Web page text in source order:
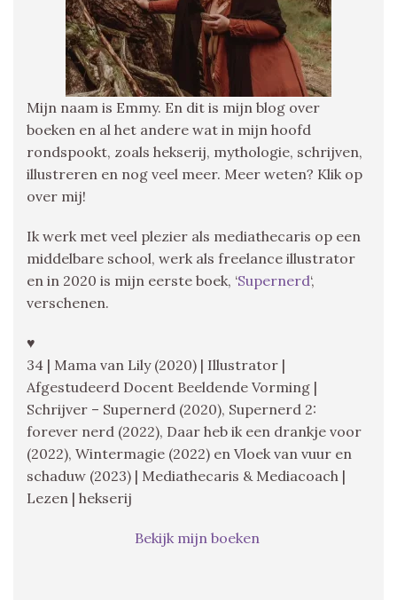
Mijn naam is Emmy. En dit is mijn blog over
boeken en al het andere wat in mijn hoofd
rondspookt, zoals hekserij, mythologie, schrijven,
illustreren en nog veel meer. Meer weten? Klik op
over mij!
Ik werk met veel plezier als mediathecaris op een
middelbare school, werk als freelance illustrator
en in 2020 is mijn eerste boek, ‘Supernerd‘,
verschenen.
♥
34 | Mama van Lily (2020) | Illustrator |
Afgestudeerd Docent Beeldende Vorming |
Schrijver – Supernerd (2020), Supernerd 2:
forever nerd (2022), Daar heb ik een drankje voor
(2022), Wintermagie (2022) en Vloek van vuur en
schaduw (2023) | Mediathecaris & Mediacoach |
Lezen | hekserij
Bekijk mijn boeken